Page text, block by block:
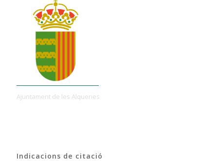
Ajuntament de les Alqueries
Indicacions de citació